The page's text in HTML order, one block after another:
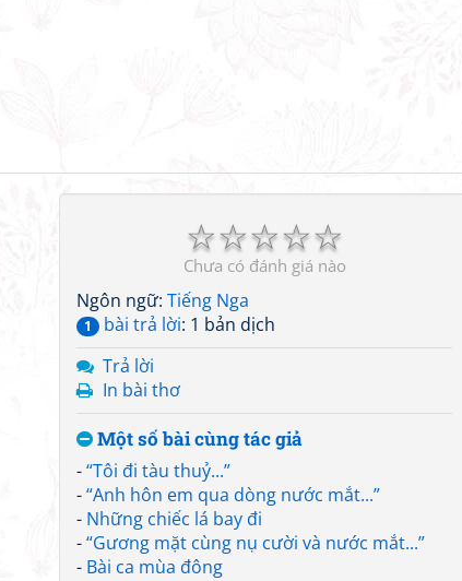
☆
☆
☆
☆
☆
Chưa có đánh giá nào
Ngôn ngữ: Tiếng Nga
1 bài trả lời: 1 bản dịch
Trả lời
In bài thơ
Một số bài cùng tác giả
-“Tôi đi tàu thuỷ...”
-“Anh hôn em qua dòng nước mắt...”
- Những chiếc lá bay đi
-“Gương mặt cùng nụ cười và nước mắt...”
- Bài ca mùa đông